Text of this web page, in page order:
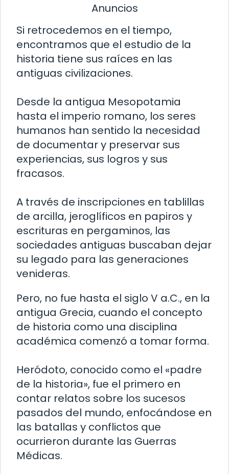
Anuncios
Si retrocedemos en el tiempo,
encontramos que el estudio de la
historia tiene sus raíces en las
antiguas civilizaciones.
Desde la antigua Mesopotamia
hasta el imperio romano, los seres
humanos han sentido la necesidad
de documentar y preservar sus
experiencias, sus logros y sus
fracasos.
A través de inscripciones en tablillas
de arcilla, jeroglíficos en papiros y
escrituras en pergaminos, las
sociedades antiguas buscaban dejar
su legado para las generaciones
venideras.
Pero, no fue hasta el siglo V a.C., en la
antigua Grecia, cuando el concepto
de historia como una disciplina
académica comenzó a tomar forma.
Heródoto, conocido como el «padre
de la historia», fue el primero en
contar relatos sobre los sucesos
pasados del mundo, enfocándose en
las batallas y conflictos que
ocurrieron durante las Guerras
Médicas.